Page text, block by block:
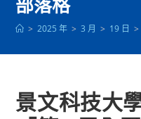
> 2025 年 > 3 月 > 19 日 >
景文科技大